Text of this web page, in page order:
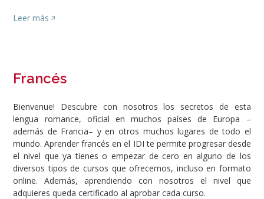
Leer más
Francés
Bienvenue! Descubre con nosotros los secretos de esta
lengua romance, oficial en muchos países de Europa –
además de Francia– y en otros muchos lugares de todo el
mundo. Aprender francés en el IDI te permite progresar desde
el nivel que ya tienes o empezar de cero en alguno de los
diversos tipos de cursos que ofrecemos, incluso en formato
online. Además, aprendiendo con nosotros el nivel que
adquieres queda certificado al aprobar cada curso.